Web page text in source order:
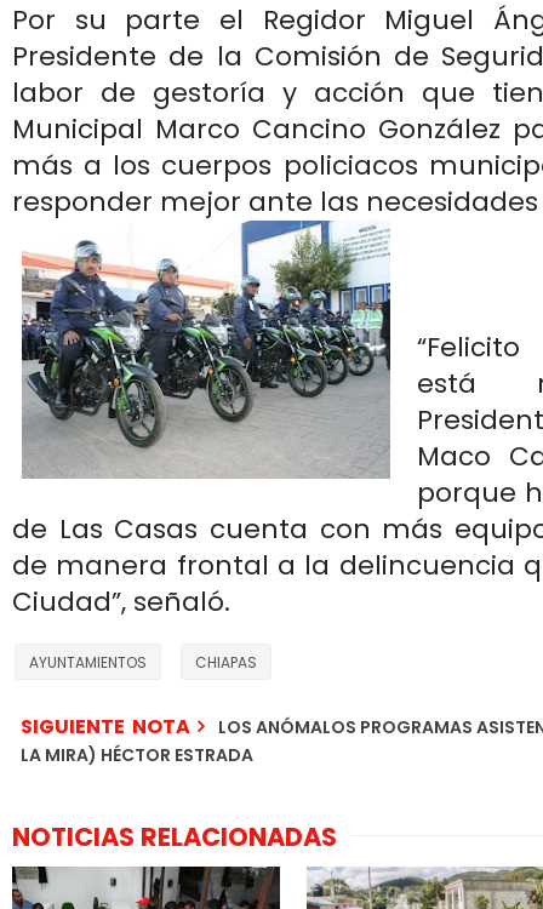
Por su parte el Regidor Miguel
Presidente de la Comisión de
labor de gestoría y acción que
Municipal Marco Cancino González
más a los cuerpos policiacos
responder mejor ante las
está
Maco
porque
de Las Casas cuenta con más
de manera frontal a la delincuencia
Ciudad”, señaló.
AYUNTAMIENTOS CHIAPAS
SIGUIENTE NOTA
LOS ANÓMALOS PROGRAMAS
LA MIRA) HÉCTOR ESTRADA
NOTICIAS RELACIONADAS